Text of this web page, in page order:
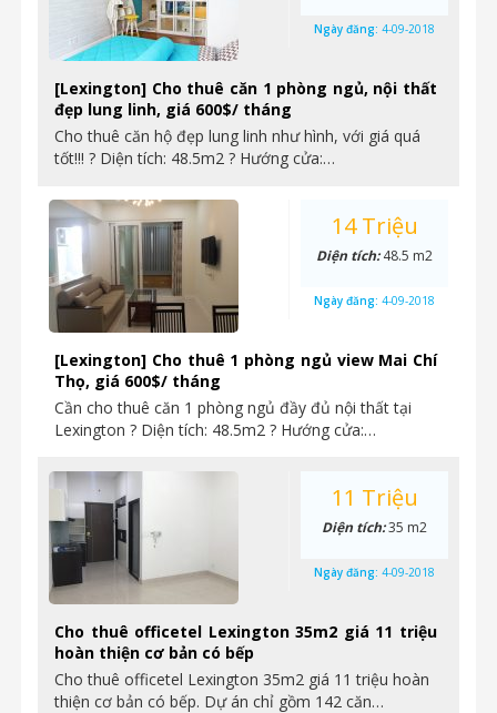
[Lexington] Cho thuê căn 1 phòng ngủ, nội thất
đẹp lung linh, giá 600$/ tháng
Cho thuê căn hộ đẹp lung linh như hình, với giá quá
tốt!!! ? Diện tích: 48.5m2 ? Hướng cửa:…
Ngày đăng: 4-09-2018
[Lexington] Cho thuê 1 phòng ngủ view Mai Chí
Thọ, giá 600$/ tháng
Cần cho thuê căn 1 phòng ngủ đầy đủ nội thất tại
Lexington ? Diện tích: 48.5m2 ? Hướng cửa:…
14 Triệu
Diện tích:48.5 m2
Ngày đăng: 4-09-2018
Cho thuê officetel Lexington 35m2 giá 11 triệu
hoàn thiện cơ bản có bếp
Cho thuê officetel Lexington 35m2 giá 11 triệu hoàn
thiện cơ bản có bếp. Dự án chỉ gồm 142 căn…
11 Triệu
Diện tích:35 m2
Ngày đăng: 4-09-2018